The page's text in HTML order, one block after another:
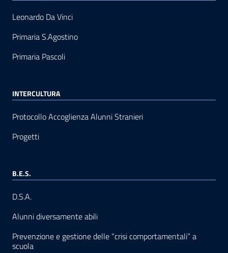
Leonardo Da Vinci
Primaria S.Agostino
Primaria Pascoli
INTERCULTURA
Protocollo Accoglienza Alunni Stranieri
Progetti
B.E.S.
D.S.A.
Alunni diversamente abili
Prevenzione e gestione delle “crisi comportamentali” a
scuola